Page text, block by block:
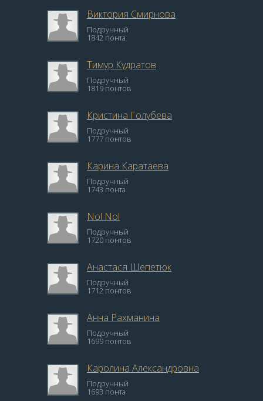
Виктория Смирнова
Подручный
1842 понта
Тимур Кудратов
Подручный
1819 понтов
Кристина Голубева
Подручный
1777 понтов
Карина Каратаева
Подручный
1743 понта
Nol Nol
Подручный
1720 понтов
Анастася Шепетюк
Подручный
1712 понтов
Анна Рахманина
Подручный
1699 понтов
Каролина Александровна
Подручный
1693 понта